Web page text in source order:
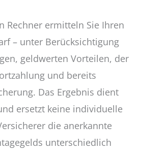
Rechner ermitteln Sie Ihren
– unter Berücksichtigung
geldwerten Vorteilen, der
und bereits
Das Ergebnis dient
ersetzt keine individuelle
die anerkannte
unterschiedlich